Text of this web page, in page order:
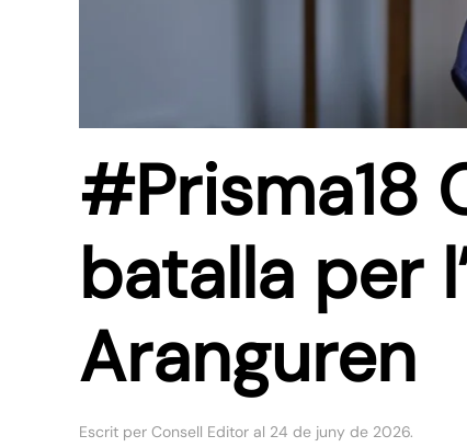
#Prisma18
batalla per
Aranguren
Escrit per Consell Editor al 24 de juny de 2026.